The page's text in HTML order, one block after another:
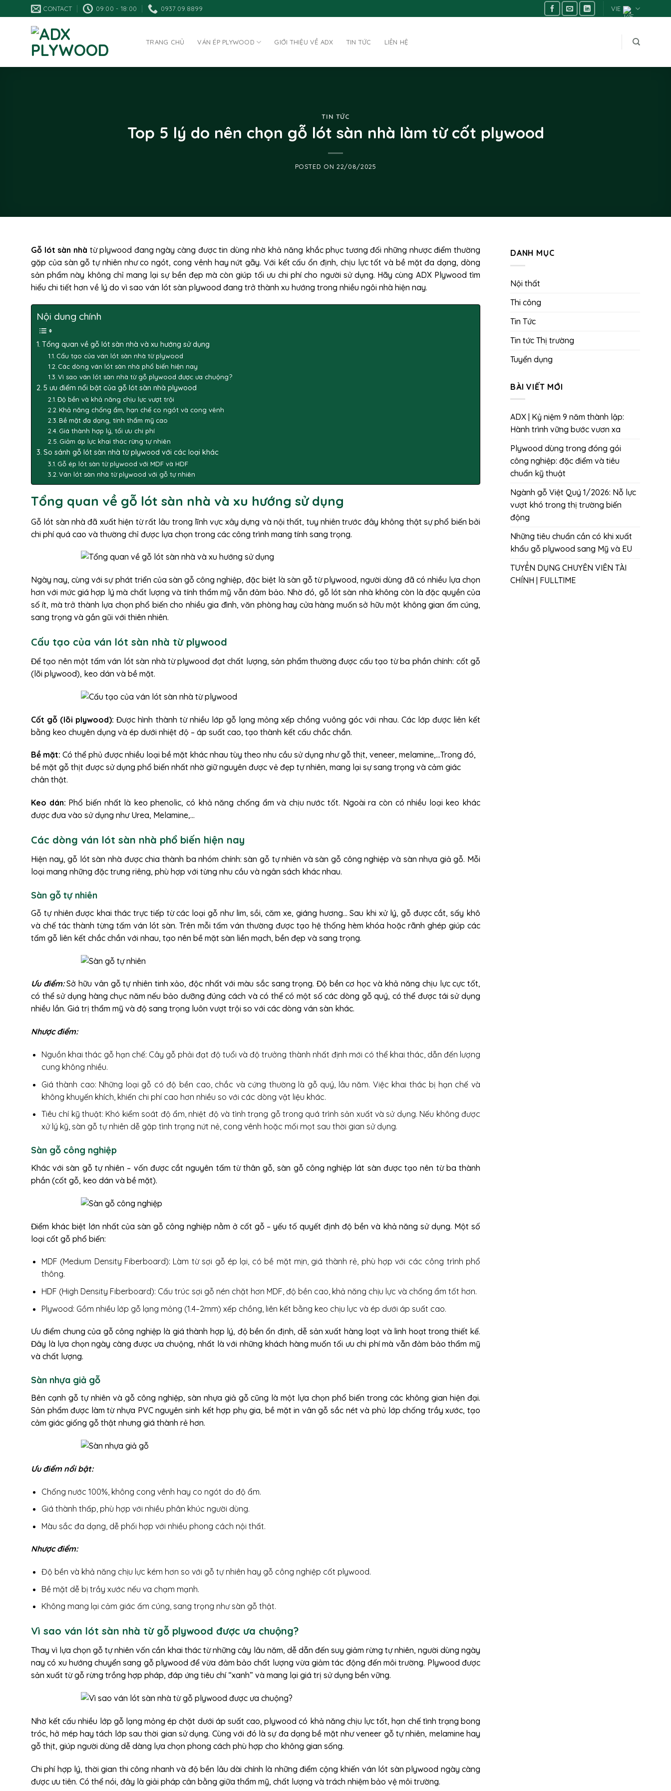
CONTACT 09:00 - 18:00 0937.09.8899 VIE
TRANG CHỦ VÁN ÉP PLYWOOD GIỚI THIỆU VỀ ADX TIN TỨC LIÊN HỆ
TIN TỨC
Top 5 lý do nên chọn gỗ lót sàn nhà làm từ cốt plywood
POSTED ON 22/08/2025
Gỗ lót sàn nhà từ plywood đang ngày càng được tin dùng nhờ khả năng khắc phục tương đối những nhược điểm thường
gặp của sàn gỗ tự nhiên như co ngót, cong vênh hay nứt gãy. Với kết cấu ổn định, chịu lực tốt và bề mặt đa dạng, dòng
sản phẩm này không chỉ mang lại sự bền đẹp mà còn giúp tối ưu chi phí cho người sử dụng. Hãy cùng ADX Plywood tìm
hiểu chi tiết hơn về lý do vì sao ván lót sàn plywood đang trở thành xu hướng trong nhiều ngôi nhà hiện nay.
Nội dung chính
Tổng quan về gỗ lót sàn nhà và xu hướng sử dụng
Cấu tạo của ván lót sàn nhà từ plywood
Các dòng ván lót sàn nhà phổ biến hiện nay
Vì sao ván lót sàn nhà từ gỗ plywood được ưa chuộng?
5 ưu điểm nổi bật của gỗ lót sàn nhà plywood
Độ bền và khả năng chịu lực vượt trội
Khả năng chống ẩm, hạn chế co ngót và cong vênh
Bề mặt đa dạng, tính thẩm mỹ cao
Giá thành hợp lý, tối ưu chi phí
Giảm áp lực khai thác rừng tự nhiên
So sánh gỗ lót sàn nhà từ plywood với các loại khác
Gỗ ép lót sàn từ plywood với MDF và HDF
Ván lót sàn nhà từ plywood với gỗ tự nhiên
Tổng quan về gỗ lót sàn nhà và xu hướng sử dụng
Gỗ lót sàn nhà đã xuất hiện từ rất lâu trong lĩnh vực xây dựng và nội thất, tuy nhiên trước đây không thật sự phổ biến bởi
chi phí quá cao và thường chỉ được lựa chọn trong các công trình mang tính sang trọng.
Ngày nay, cùng với sự phát triển của sàn gỗ công nghiệp, đặc biệt là sàn gỗ từ plywood, người dùng đã có nhiều lựa chọn
hơn với mức giá hợp lý mà chất lượng và tính thẩm mỹ vẫn đảm bảo. Nhờ đó, gỗ lót sàn nhà không còn là đặc quyền của
số ít, mà trở thành lựa chọn phổ biến cho nhiều gia đình, văn phòng hay cửa hàng muốn sở hữu một không gian ấm cúng,
sang trọng và gần gũi với thiên nhiên.
Cấu tạo của ván lót sàn nhà từ plywood
Để tạo nên một tấm ván lót sàn nhà từ plywood đạt chất lượng, sản phẩm thường được cấu tạo từ ba phần chính: cốt gỗ
(lõi plywood), keo dán và bề mặt.
Cốt gỗ (lõi plywood): Được hình thành từ nhiều lớp gỗ lạng mỏng xếp chồng vuông góc với nhau. Các lớp được liên kết
bằng keo chuyên dụng và ép dưới nhiệt độ – áp suất cao, tạo thành kết cấu chắc chắn.
Bề mặt: Có thể phủ được nhiều loại bề mặt khác nhau tùy theo nhu cầu sử dụng như gỗ thịt, veneer, melamine,…Trong đó,
bề mặt gỗ thịt được sử dụng phổ biến nhất nhờ giữ nguyên được vẻ đẹp tự nhiên, mang lại sự sang trọng và cảm giác
chân thật.
Keo dán: Phổ biến nhất là keo phenolic, có khả năng chống ẩm và chịu nước tốt. Ngoài ra còn có nhiều loại keo khác
được đưa vào sử dụng như Urea, Melamine,…
Các dòng ván lót sàn nhà phổ biến hiện nay
Hiện nay, gỗ lót sàn nhà được chia thành ba nhóm chính: sàn gỗ tự nhiên và sàn gỗ công nghiệp và sàn nhựa giả gỗ. Mỗi
loại mang những đặc trưng riêng, phù hợp với từng nhu cầu và ngân sách khác nhau.
Sàn gỗ tự nhiên
Gỗ tự nhiên được khai thác trực tiếp từ các loại gỗ như lim, sồi, căm xe, giáng hương… Sau khi xử lý, gỗ được cắt, sấy khô
và chế tác thành từng tấm ván lót sàn. Trên mỗi tấm ván thường được tạo hệ thống hèm khóa hoặc rãnh ghép giúp các
tấm gỗ liên kết chắc chắn với nhau, tạo nên bề mặt sàn liền mạch, bền đẹp và sang trọng.
Ưu điểm:Sở hữu vân gỗ tự nhiên tinh xảo, độc nhất với màu sắc sang trọng. Độ bền cơ học và khả năng chịu lực cực tốt,
có thể sử dụng hàng chục năm nếu bảo dưỡng đúng cách và có thể có một số các dòng gỗ quý, có thể được tái sử dụng
nhiều lần. Giá trị thẩm mỹ và độ sang trọng luôn vượt trội so với các dòng ván sàn khác.
Nhược điểm:
Nguồn khai thác gỗ hạn chế: Cây gỗ phải đạt độ tuổi và độ trưởng thành nhất định mới có thể khai thác, dẫn đến lượng
cung không nhiều.
Giá thành cao: Những loại gỗ có độ bền cao, chắc và cứng thường là gỗ quý, lâu năm. Việc khai thác bị hạn chế và
không khuyến khích, khiến chi phí cao hơn nhiều so với các dòng vật liệu khác.
Tiêu chí kỹ thuật: Khó kiểm soát độ ẩm, nhiệt độ và tình trạng gỗ trong quá trình sản xuất và sử dụng. Nếu không được
xử lý kỹ, sàn gỗ tự nhiên dễ gặp tình trạng nứt nẻ, cong vênh hoặc mối mọt sau thời gian sử dụng.
Sàn gỗ công nghiệp
Khác với sàn gỗ tự nhiên – vốn được cắt nguyên tấm từ thân gỗ, sàn gỗ công nghiệp lát sàn được tạo nên từ ba thành
phần (cốt gỗ, keo dán và bề mặt).
Điểm khác biệt lớn nhất của sàn gỗ công nghiệp nằm ở cốt gỗ – yếu tố quyết định độ bền và khả năng sử dụng. Một số
loại cốt gỗ phổ biến:
MDF (Medium Density Fiberboard): Làm từ sợi gỗ ép lại, có bề mặt mịn, giá thành rẻ, phù hợp với các công trình phổ
thông.
HDF (High Density Fiberboard): Cấu trúc sợi gỗ nén chặt hơn MDF, độ bền cao, khả năng chịu lực và chống ẩm tốt hơn.
Plywood: Gồm nhiều lớp gỗ lạng mỏng (1.4–2mm) xếp chồng, liên kết bằng keo chịu lực và ép dưới áp suất cao.
Ưu điểm chung của gỗ công nghiệp là giá thành hợp lý, độ bền ổn định, dễ sản xuất hàng loạt và linh hoạt trong thiết kế.
Đây là lựa chọn ngày càng được ưa chuộng, nhất là với những khách hàng muốn tối ưu chi phí mà vẫn đảm bảo thẩm mỹ
và chất lượng.
Sàn nhựa giả gỗ
Bên cạnh gỗ tự nhiên và gỗ công nghiệp, sàn nhựa giả gỗ cũng là một lựa chọn phổ biến trong các không gian hiện đại.
Sản phẩm được làm từ nhựa PVC nguyên sinh kết hợp phụ gia, bề mặt in vân gỗ sắc nét và phủ lớp chống trầy xước, tạo
cảm giác giống gỗ thật nhưng giá thành rẻ hơn.
Ưu điểm nổi bật:
Chống nước 100%, không cong vênh hay co ngót do độ ẩm.
Giá thành thấp, phù hợp với nhiều phân khúc người dùng.
Màu sắc đa dạng, dễ phối hợp với nhiều phong cách nội thất.
Nhược điểm:
Độ bền và khả năng chịu lực kém hơn so với gỗ tự nhiên hay gỗ công nghiệp cốt plywood.
Bề mặt dễ bị trầy xước nếu va chạm mạnh.
Không mang lại cảm giác ấm cúng, sang trọng như sàn gỗ thật.
Vì sao ván lót sàn nhà từ gỗ plywood được ưa chuộng?
Thay vì lựa chọn gỗ tự nhiên vốn cần khai thác từ những cây lâu năm, dễ dẫn đến suy giảm rừng tự nhiên, người dùng ngày
nay có xu hướng chuyển sang gỗ plywood để vừa đảm bảo chất lượng vừa giảm tác động đến môi trường. Plywood được
sản xuất từ gỗ rừng trồng hợp pháp, đáp ứng tiêu chí “xanh” và mang lại giá trị sử dụng bền vững.
Nhờ kết cấu nhiều lớp gỗ lạng mỏng ép chặt dưới áp suất cao, plywood có khả năng chịu lực tốt, hạn chế tình trạng bong
tróc, hở mép hay tách lớp sau thời gian sử dụng. Cùng với đó là sự đa dạng bề mặt như veneer gỗ tự nhiên, melamine hay
gỗ thịt, giúp người dùng dễ dàng lựa chọn phong cách phù hợp cho không gian sống.
Chi phí hợp lý, thời gian thi công nhanh và độ bền lâu dài chính là những điểm cộng khiến ván lót sàn plywood ngày càng
được ưu tiên. Có thể nói, đây là giải pháp cân bằng giữa thẩm mỹ, chất lượng và trách nhiệm bảo vệ môi trường.
DANH MỤC
Nội thất
Thi công
Tin Tức
Tin tức Thị trường
Tuyển dụng
BÀI VIẾT MỚI
ADX | Kỷ niệm 9 năm thành lập:
Hành trình vững bước vươn xa
Plywood dùng trong đóng gói
công nghiệp: đặc điểm và tiêu
chuẩn kỹ thuật
Ngành gỗ Việt Quý 1/2026: Nỗ lực
vượt khó trong thị trường biến
động
Những tiêu chuẩn cần có khi xuất
khẩu gỗ plywood sang Mỹ và EU
TUYỂN DỤNG CHUYÊN VIÊN TÀI
CHÍNH | FULLTIME